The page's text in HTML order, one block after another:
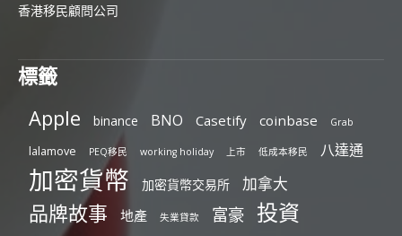
香港移民顧問公司
標籤
Apple binance BNO Casetify coinbase Grab
lalamove PEQ移民 working holiday 上市 低成本移民 八達通
加密貨幣 加密貨幣交易所 加拿大
品牌故事 地產 失業貸款 富豪 投資